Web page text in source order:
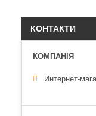
КОНТАКТИ
Интернет-